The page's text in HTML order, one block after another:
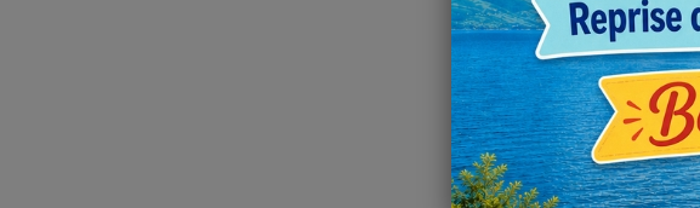
Prix
Dès0€
,043HTl'unité*
Soit 4,32 €HT les 100 unités
*Tarif pour 1 colis ou +